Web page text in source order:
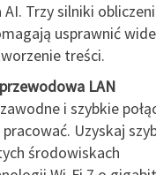
Trzy silniki
usprawnić
treści.
LAN
i szybkie
Uzyskaj
środowiskach